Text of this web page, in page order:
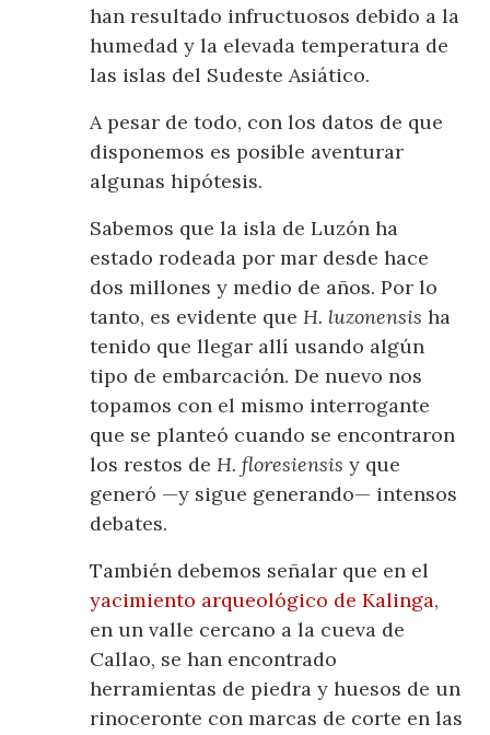
han resultado infructuosos debido a la
humedad y la elevada temperatura de
las islas del Sudeste Asiático.
A pesar de todo, con los datos de que
disponemos es posible aventurar
algunas hipótesis.
Sabemos que la isla de Luzón ha
estado rodeada por mar desde hace
dos millones y medio de años. Por lo
tanto, es evidente queH. luzonensis ha
tenido que llegar allí usando algún
tipo de embarcación. De nuevo nos
topamos con el mismo interrogante
que se planteó cuando se encontraron
los restos deH. floresiensisy que
generó —y sigue generando— intensos
debates.
También debemos señalar que en el
yacimiento arqueológico de Kalinga,
en un valle cercano a la cueva de
Callao, se han encontrado
herramientas de piedra y huesos de un
rinoceronte con marcas de corte en las